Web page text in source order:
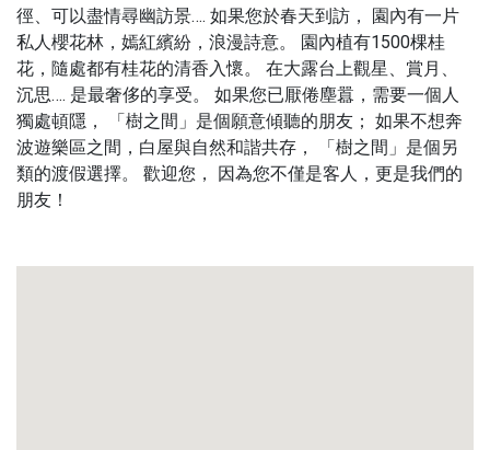
徑、可以盡情尋幽訪景…. 如果您於春天到訪， 園內有一片
私人櫻花林，嫣紅繽紛，浪漫詩意。 園內植有1500棵桂
花，隨處都有桂花的清香入懷。 在大露台上觀星、賞月、
沉思…. 是最奢侈的享受。 如果您已厭倦塵囂，需要一個人
獨處頓隱， 「樹之間」是個願意傾聽的朋友； 如果不想奔
波遊樂區之間，白屋與自然和諧共存， 「樹之間」是個另
類的渡假選擇。 歡迎您， 因為您不僅是客人，更是我們的
朋友！